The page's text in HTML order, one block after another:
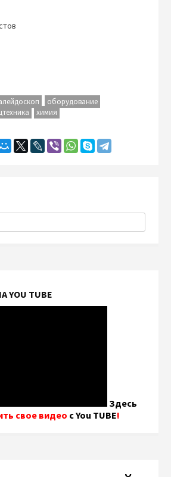
оборудование
химия
TUBE
Здесь
свое видео с You TUBE!